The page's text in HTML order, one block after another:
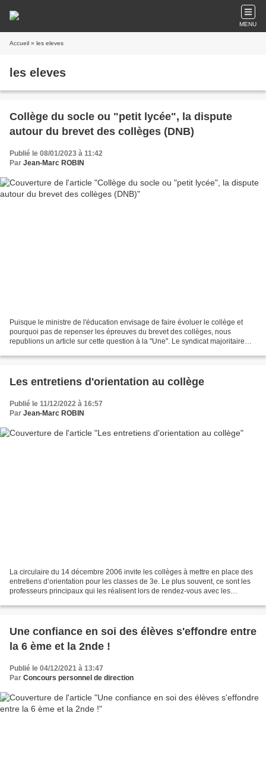
MENU
Accueil » les eleves
les eleves
Collège du socle ou "petit lycée", la dispute
autour du brevet des collèges (DNB)
Publié le 08/01/2023 à 11:42
Par Jean-Marc ROBIN
Puisque le ministre de l'éducation envisage de faire évoluer le collège et
pourquoi pas de repenser les épreuves du brevet des collèges, nous
republions un article sur cette question à la "Une". Le syndicat majoritaire
Les entretiens d'orientation au collège
Publié le 11/12/2022 à 16:57
Par Jean-Marc ROBIN
La circulaire du 14 décembre 2006 invite les collèges à mettre en place des
entretiens d’orientation pour les classes de 3e. Le plus souvent, ce sont les
professeurs principaux qui les réalisent lors de rendez-vous avec les
Une confiance en soi des élèves s'effondre entre
la 6 ème et la 2nde !
Publié le 04/12/2021 à 13:47
Par Concours personnel de direction